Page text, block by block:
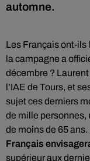
automne.
Les Français ont-ils
la campagne a
décembre ?
l’IAE de Tours, et
sujet ces derniers
de mille personnes,
de moins de 65 ans.
Français
supérieur aux